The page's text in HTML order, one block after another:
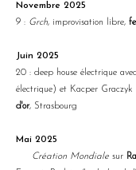
Novembre 2025
9 : Grch, improvisation libre,
Juin 2025
20 : deep house électrique
électrique) et Kacper Graczyk
d'or, Strasbourg
Mai 2025
Création Mondiale sur